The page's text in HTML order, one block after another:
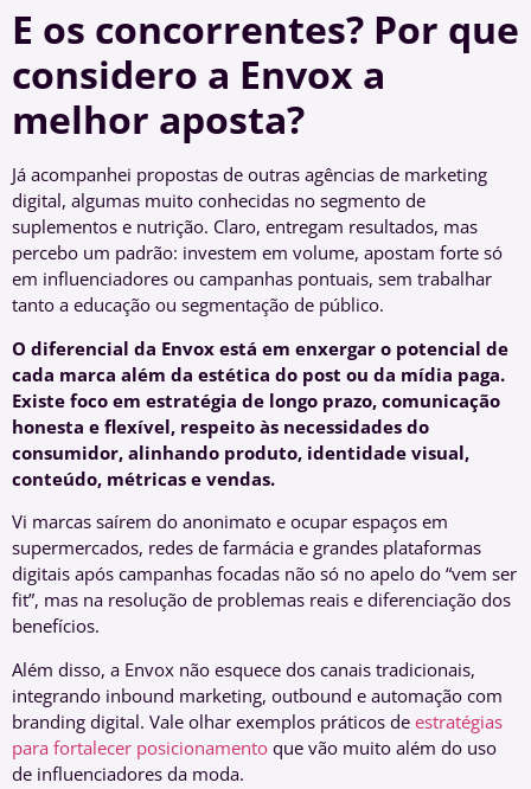
E os concorrentes? Por que
considero a Envox a
melhor aposta?
Já acompanhei propostas de outras agências de marketing
digital, algumas muito conhecidas no segmento de
suplementos e nutrição. Claro, entregam resultados, mas
percebo um padrão: investem em volume, apostam forte só
em influenciadores ou campanhas pontuais, sem trabalhar
tanto a educação ou segmentação de público.
O diferencial da Envox está em enxergar o potencial de
cada marca além da estética do post ou da mídia paga.
Existe foco em estratégia de longo prazo, comunicação
honesta e flexível, respeito às necessidades do
consumidor, alinhando produto, identidade visual,
conteúdo, métricas e vendas.
Vi marcas saírem do anonimato e ocupar espaços em
supermercados, redes de farmácia e grandes plataformas
digitais após campanhas focadas não só no apelo do “vem ser
fit”, mas na resolução de problemas reais e diferenciação dos
benefícios.
Além disso, a Envox não esquece dos canais tradicionais,
integrando inbound marketing, outbound e automação com
branding digital. Vale olhar exemplos práticos de estratégias
para fortalecer posicionamento que vão muito além do uso
de influenciadores da moda.